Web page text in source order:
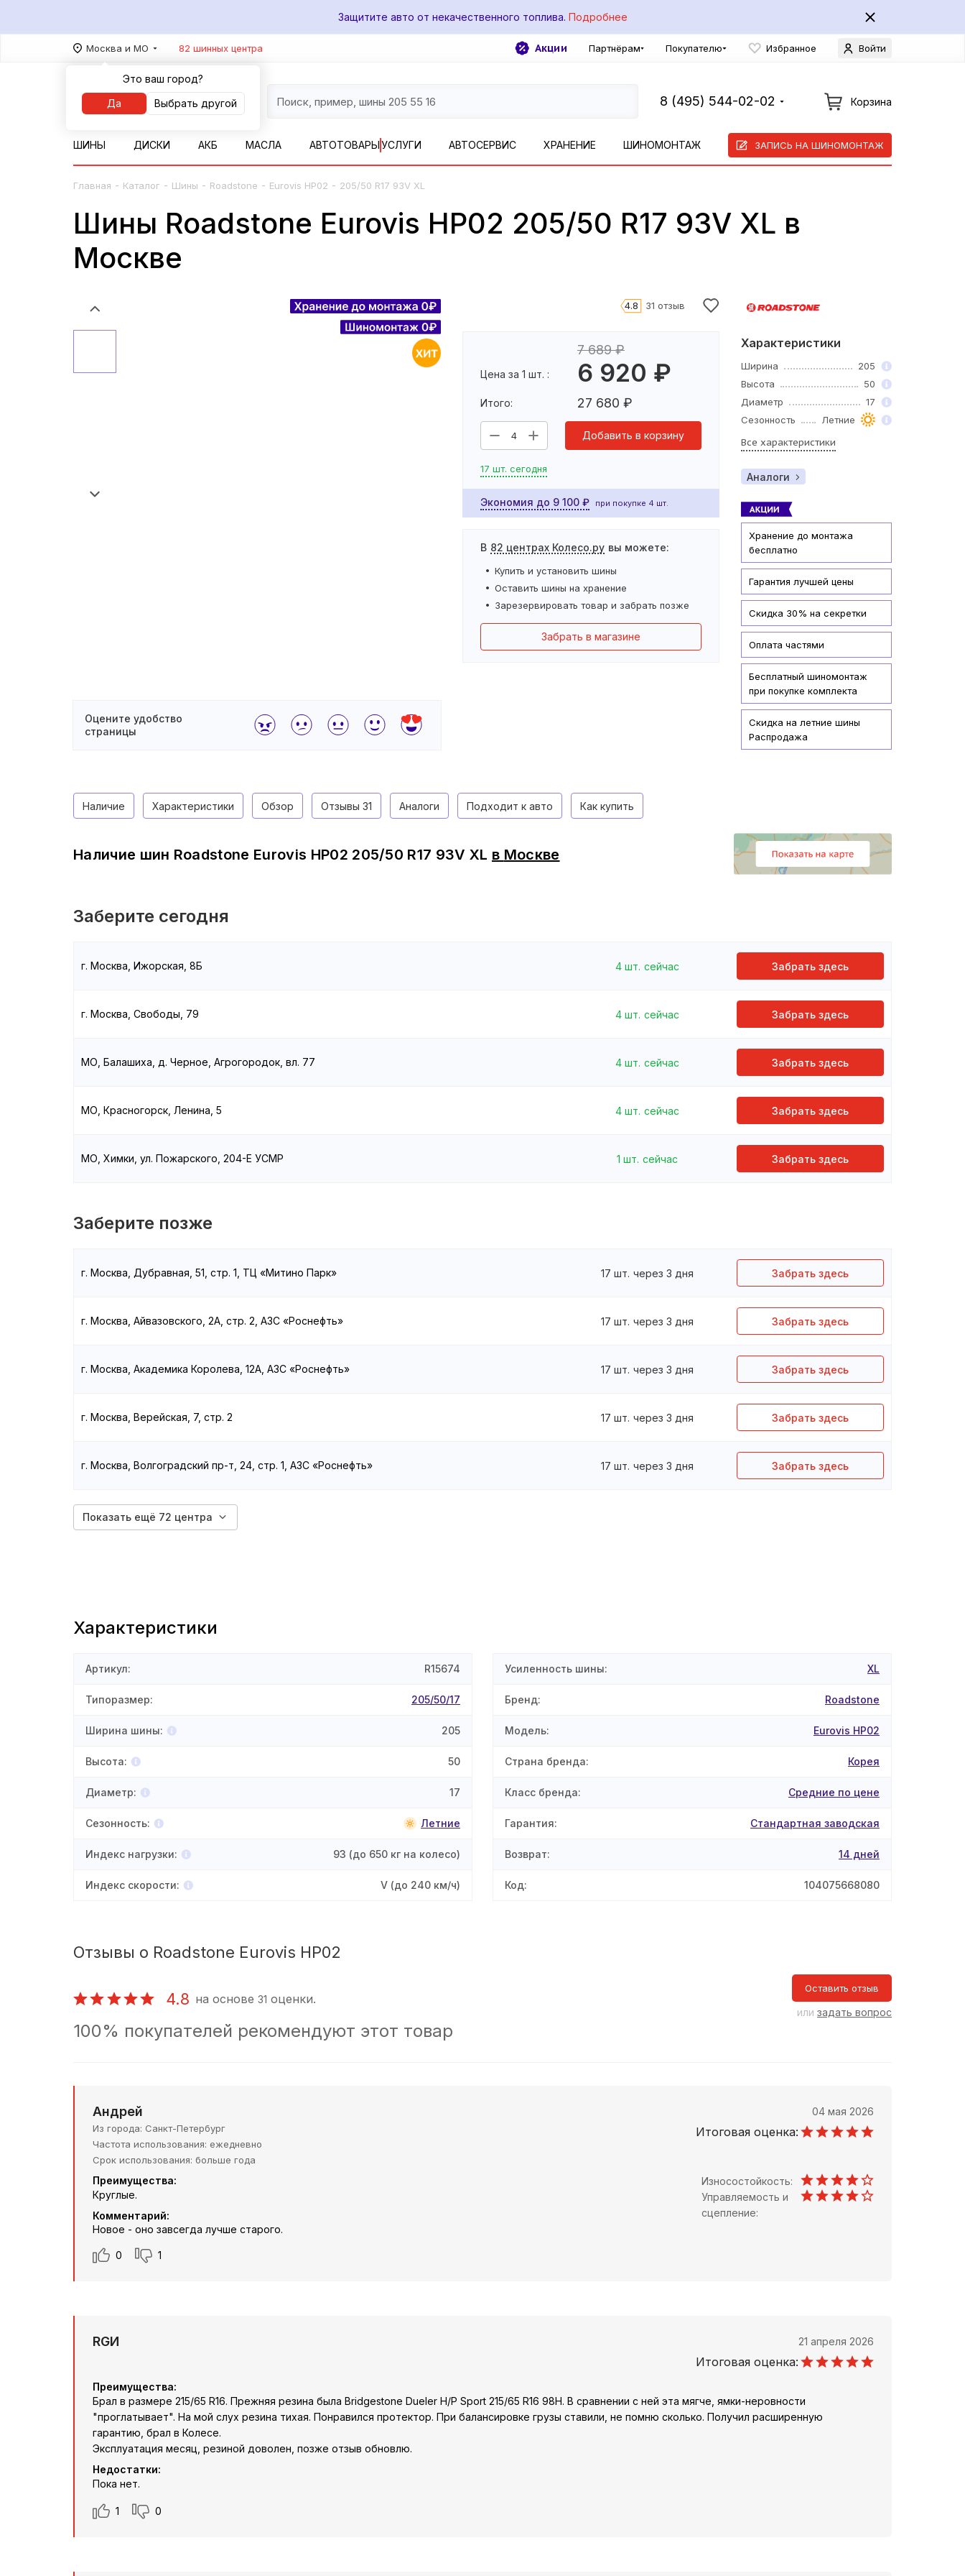
Защитите авто от некачественного топлива. Подробнее
Москва и МО
Это ваш город?
Да
Выбрать другой
82 шинных центра Акции Партнёрам Покупателю Избранное Войти
8 (495) 544-02-02 Корзина
ШИНЫ ДИСКИ АКБ МАСЛА АВТОТОВАРЫУСЛУГИ АВТОСЕРВИС ХРАНЕНИЕ ШИНОМОНТАЖ ЗАПИСЬ НА ШИНОМОНТАЖ
Главная - Каталог - Шины - Roadstone - Eurovis HP02 - 205/50 R17 93V XL
Шины Roadstone Eurovis HP02 205/50 R17 93V XL в
Москве
Оцените удобство
страницы
4.8 31 отзыв
Цена за 1 шт. :
7 689₽
6 920 ₽
Итого: 27 680 ₽
4 Добавить в корзину
17 шт. сегодня
Экономия до 9 100 ₽ при покупке 4 шт.
В 82 центрах Колесо.ру вы можете:
Купить и установить шины
Оставить шины на хранение
Зарезервировать товар и забрать позже
Забрать в магазине
Характеристики
Ширина
205
Высота
50
Диаметр
17
Сезонность
Летние
Все характеристики
Аналоги
Хранение до монтажа
бесплатно
Гарантия лучшей цены
Скидка 30% на секретки
Оплата частями
Бесплатный шиномонтаж
при покупке комплекта
Скидка на летние шины
Распродажа
Наличие Характеристики Обзор Отзывы 31 Аналоги Подходит к авто Как купить
Наличие шин Roadstone Eurovis HP02 205/50 R17 93V XL в Москве
Заберите сегодня
г. Москва, Ижорская, 8Б 4 шт. сейчас Забрать здесь
г. Москва, Свободы, 79 4 шт. сейчас Забрать здесь
МО, Балашиха, д. Черное, Агрогородок, вл. 77 4 шт. сейчас Забрать здесь
МО, Красногорск, Ленина, 5 4 шт. сейчас Забрать здесь
МО, Химки, ул. Пожарского, 204-Е УСМР 1 шт. сейчас Забрать здесь
Заберите позже
г. Москва, Дубравная, 51, стр. 1, ТЦ «Митино Парк» 17 шт. через 3 дня Забрать здесь
г. Москва, Айвазовского, 2А, стр. 2, АЗС «Роснефть» 17 шт. через 3 дня Забрать здесь
г. Москва, Академика Королева, 12А, АЗС «Роснефть» 17 шт. через 3 дня Забрать здесь
г. Москва, Верейская, 7, стр. 2 17 шт. через 3 дня Забрать здесь
г. Москва, Волгоградский пр-т, 24, стр. 1, АЗС «Роснефть» 17 шт. через 3 дня Забрать здесь
Показать ещё 72 центра
Характеристики
Артикул: R15674
Типоразмер: 205/50/17
Ширина шины: 205
Высота: 50
Диаметр: 17
Сезонность: Летние
Индекс нагрузки: 93 (до 650 кг на колесо)
Индекс скорости: V (до 240 км/ч)
Усиленность шины: XL
Бренд: Roadstone
Модель: Eurovis HP02
Страна бренда: Корея
Класс бренда: Средние по цене
Гарантия: Стандартная заводская
Возврат: 14 дней
Код: 104075668080
Отзывы о Roadstone Eurovis HP02
4.8 на основе31 оценки.
Оставить отзыв
или задать вопрос
100% покупателей рекомендуют этот товар
Андрей
Из города Санкт-Петербург
Частота использования ежедневно
Срок использования больше года
04 мая 2026
Итоговая оценка:
Преимущества:
Круглые.
Комментарий:
Новое - оно завсегда лучше старого.
Износостойкость:
Управляемость и
сцепление:
0 1
RGИ 21 апреля 2026
Итоговая оценка:
Преимущества:
Брал в размере 215/65 R16. Прежняя резина была Bridgestone Dueler H/P Sport 215/65 R16 98H. В сравнении с ней эта мягче, ямки-неровности
"проглатывает". На мой слух резина тихая. Понравился протектор. При балансировке грузы ставили, не помню сколько. Получил расширенную
гарантию, брал в Колесе.
Эксплуатация месяц, резиной доволен, позже отзыв обновлю.
Недостатки:
Пока нет.
1 0